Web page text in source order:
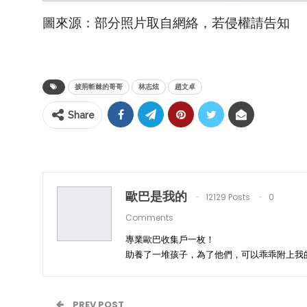
圖來源：部分照片取自網絡，若侵權請告知
披荊斬棘的哥哥 林志炫 趙文卓
Share
歐巴是我的 12129 Posts
0
Comments
專業歐巴收集戶一枚！
助養了一堆孩子，為了他們，可以乖乖附上我